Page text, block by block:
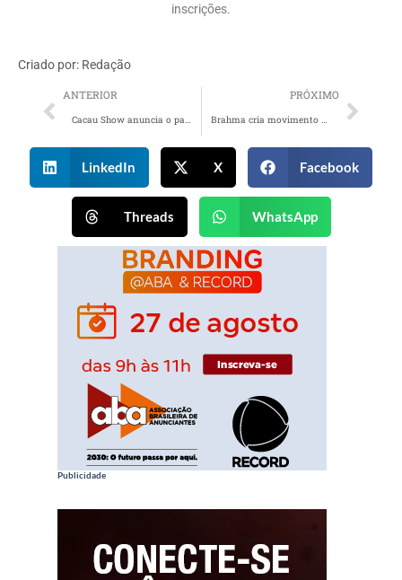
inscrições.
Criado por: Redação
ANTERIOR PRÓXIMO
LinkedIn X Facebook
Threads WhatsApp
Publicidade